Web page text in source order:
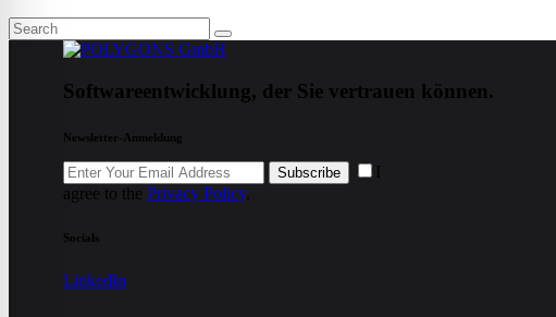
Search
Softwareentwicklung, der Sie vertrauen können.
Newsletter-Anmeldung
Subscribe
I
agree to the Privacy Policy.
Socials
LinkedIn